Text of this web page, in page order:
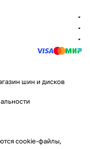
шин и дисков
cookie-файлы,